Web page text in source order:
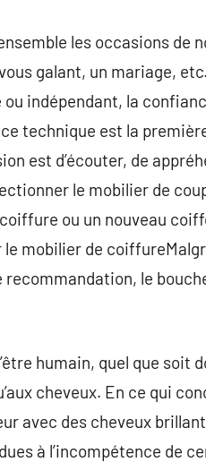
les occasions de
galant, un mariage,
indépendant, la
technique est la
est d’écouter, de
le mobilier de
ou un nouveau
mobilier de
le
humain, quel que soit
cheveux. En ce qui
avec des cheveux
à l’incompétence de